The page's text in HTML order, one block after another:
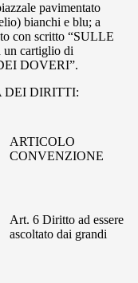
pavimentato
bianchi e blu; a
con scritto “SULLE
cartiglio di
DOVERI”.
DEI DIRITTI:
ARTICOLO
CONVENZIONE
Art. 6 Diritto ad essere
ascoltato dai grandi